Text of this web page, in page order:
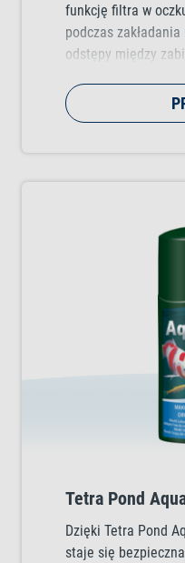
funkcję filtra w
podczas
odstępy między
filtrujących, które
substancje, a także
Tetra Pond
Dzięki Tetra Pond
staje się